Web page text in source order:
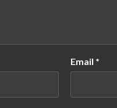
Email *